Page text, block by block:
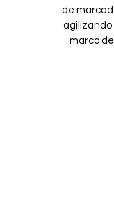
de
agilizando
marco